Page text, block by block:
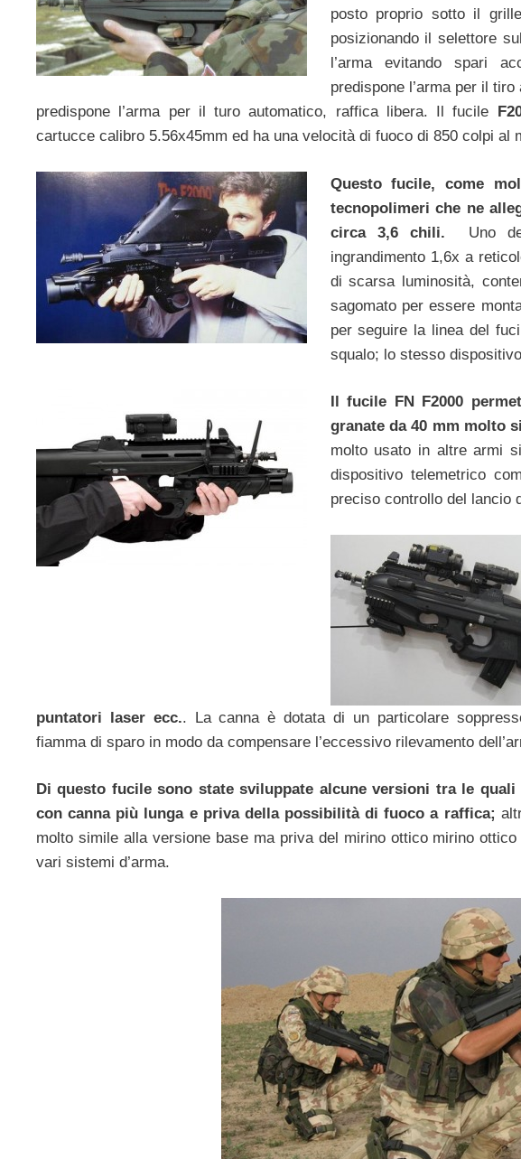
posto proprio sotto il
posizionando il selettore
l’arma evitando spari
predispone l’arma per il
predispone l’arma per il turo automatico, raffica libera. Il fucile
cartucce calibro 5.56x45mm ed ha una velocità di fuoco di 850 colpi al
Questo fucile, come
tecnopolimeri che ne
circa 3,6 chili. Uno
ingrandimento 1,6x a
di scarsa luminosità,
sagomato per essere
per seguire la linea del
squalo; lo stesso
Il fucile FN F2000
granate da 40 mm molto
molto usato in altre armi
dispositivo telemetrico
preciso controllo del lancio
puntatori laser ecc.. La canna è dotata di un particolare
fiamma di sparo in modo da compensare l’eccessivo rilevamento
Di questo fucile sono state sviluppate alcune versioni tra le
con canna più lunga e priva della possibilità di fuoco a raffica;
molto simile alla versione base ma priva del mirino ottico mirino
vari sistemi d’arma.